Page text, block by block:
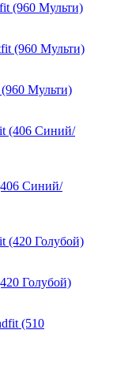
(960 Мульти)
Мульти)
Синий/
Голубой)